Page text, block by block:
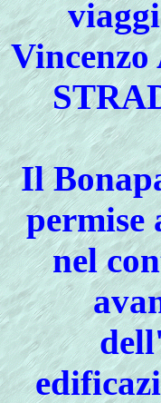
Vincenzo
Il
permise
nel